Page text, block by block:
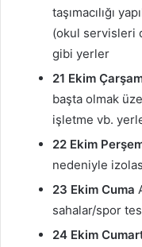
taşımacılığı
(okul servisleri
gibi yerler
21 Ekim
başta olmak
işletme vb.
22 Ekim
nedeniyle
23 Ekim Cuma
sahalar/spor
24 Ekim